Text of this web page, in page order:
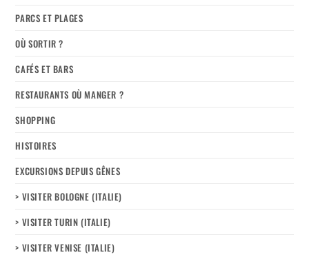
PARCS ET PLAGES
OÙ SORTIR ?
CAFÉS ET BARS
RESTAURANTS OÙ MANGER ?
SHOPPING
HISTOIRES
EXCURSIONS DEPUIS GÊNES
> VISITER BOLOGNE (ITALIE)
> VISITER TURIN (ITALIE)
> VISITER VENISE (ITALIE)